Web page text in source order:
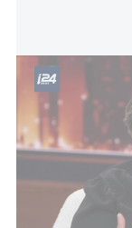
הסתדרות המורים
● פתיחת 190 קבוצות למגמת הייטק בפריפריה (ְ5
יחידות מְתמטיקה, 5 יחידות פיסיקה ו-5 יחידות מדעי
גבוה של